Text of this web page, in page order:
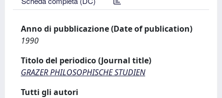
Anno di pubblicazione (Date of publication)
1990
Titolo del periodico (Journal title)
GRAZER PHILOSOPHISCHE STUDIEN
Tutti gli autori